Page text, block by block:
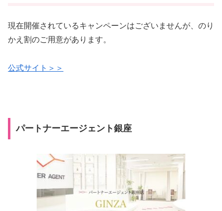
現在開催されているキャンペーンはございませんが、のり
かえ割のご用意があります。
公式サイト＞＞
パートナーエージェント銀座